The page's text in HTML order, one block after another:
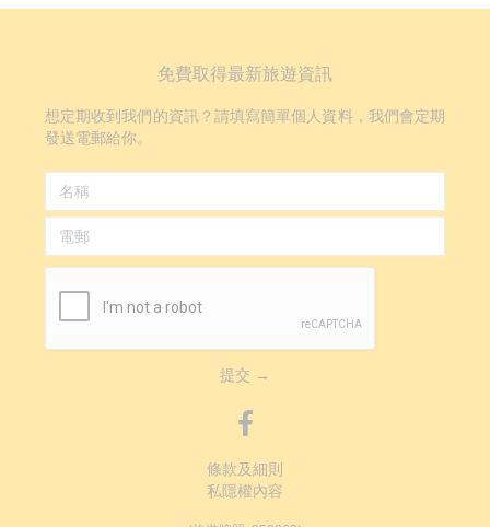
免費取得最新旅遊資訊
想定期收到我們的資訊？請填寫簡單個人資料，我們會定期
發送電郵給你。
提交 →
條款及細則
私隱權內容